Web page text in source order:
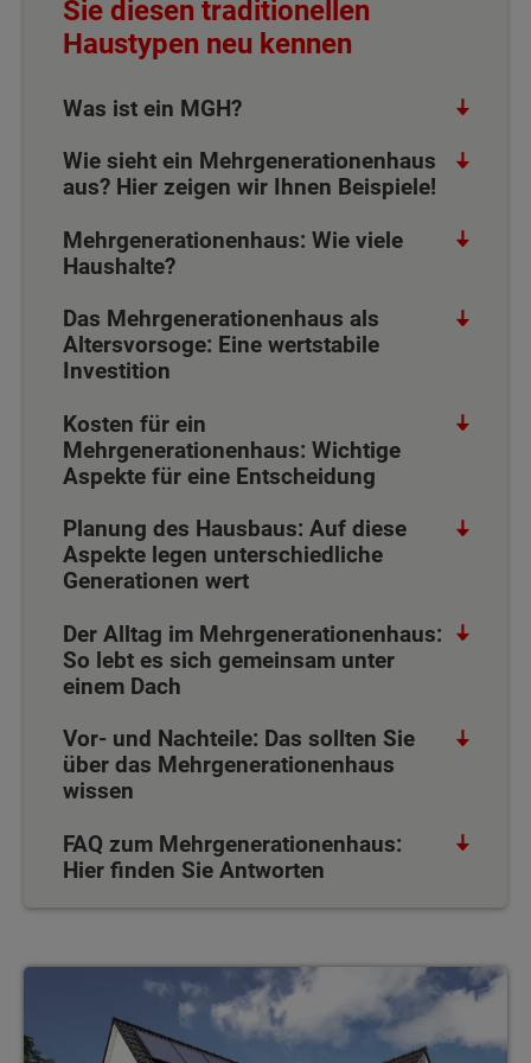
Sie diesen traditionellen
Haustypen neu kennen
Was ist ein MGH?
Wie sieht ein Mehrgenerationenhaus
aus? Hier zeigen wir Ihnen Beispiele!
Mehrgenerationenhaus: Wie viele
Haushalte?
Das Mehrgenerationenhaus als
Altersvorsoge: Eine wertstabile
Investition
Kosten für ein
Mehrgenerationenhaus: Wichtige
Aspekte für eine Entscheidung
Planung des Hausbaus: Auf diese
Aspekte legen unterschiedliche
Generationen wert
Der Alltag im Mehrgenerationenhaus:
So lebt es sich gemeinsam unter
einem Dach
Vor- und Nachteile: Das sollten Sie
über das Mehrgenerationenhaus
wissen
FAQ zum Mehrgenerationenhaus:
Hier finden Sie Antworten